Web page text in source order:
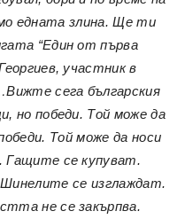
едната злина. Ще ти
“Един от първа
участник в
сега българския
но победи. Той може да
Той може да носи
Гащите се купуват.
се изглаждат.
не се закърпва.